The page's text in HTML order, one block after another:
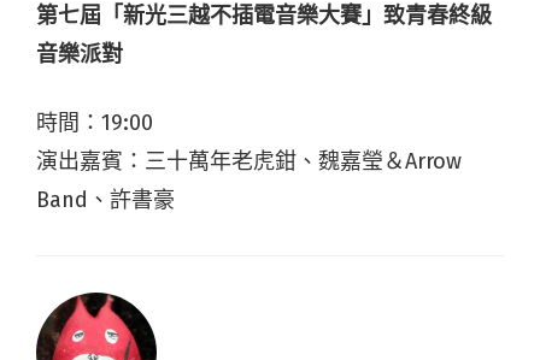
第七屆「新光三越不插電音樂大賽」致青春終級
音樂派對
時間：19:00
演出嘉賓：三十萬年老虎鉗、魏嘉瑩＆Arrow
Band、許書豪